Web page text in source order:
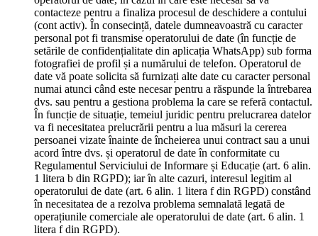
contacteze pentru a finaliza procesul de deschidere a contului
(cont activ). În consecință, datele dumneavoastră cu caracter
personal pot fi transmise operatorului de date (în funcție de
setările de confidențialitate din aplicația WhatsApp) sub forma
fotografiei de profil și a numărului de telefon. Operatorul de
date vă poate solicita să furnizați alte date cu caracter personal
numai atunci când este necesar pentru a răspunde la întrebarea
dvs. sau pentru a gestiona problema la care se referă contactul.
În funcție de situație, temeiul juridic pentru prelucrarea datelor
va fi necesitatea prelucrării pentru a lua măsuri la cererea
persoanei vizate înainte de încheierea unui contract sau a unui
acord între dvs. și operatorul de date în conformitate cu
Regulamentul Serviciului de Informare și Educație (art. 6 alin.
1 litera b din RGPD); iar în alte cazuri, interesul legitim al
operatorului de date (art. 6 alin. 1 litera f din RGPD) constând
în necesitatea de a rezolva problema semnalată legată de
operațiunile comerciale ale operatorului de date (art. 6 alin. 1
litera f din RGPD).